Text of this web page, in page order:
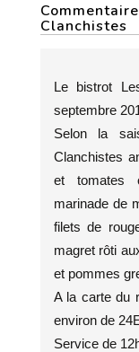
Clanchistes
Le bistrot
septembre
Selon la
Clanchistes
et tomates
marinade de
filets de
magret rôti
et pommes
A la carte du
environ de
Service de